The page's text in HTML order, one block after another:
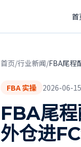
首
首页/行业新闻/FBA尾程
FBA 实操 2026-06-15
FBA尾
外仓进